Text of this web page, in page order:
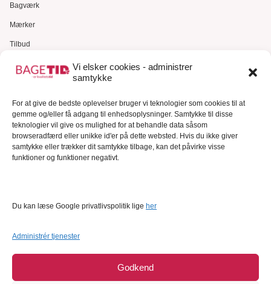
Vi elsker cookies - administrer
samtykke
For at give de bedste oplevelser bruger vi teknologier som cookies til at
gemme og/eller få adgang til enhedsoplysninger. Samtykke til disse
teknologier vil give os mulighed for at behandle data såsom
browseradfærd eller unikke id'er på dette websted. Hvis du ikke giver
samtykke eller trækker dit samtykke tilbage, kan det påvirke visse
funktioner og funktioner negativt.
Du kan læse Google privatlivspolitik lige her
Administrér tjenester
Godkend
Bagværk
Mærker
Tilbud
Gavekort
Kundeservice
Kundeservice
FAQ – Ofte stillede spørgsmål
Om Bagetid.dk
Se Fødevarestyrelsens smiley-rapporter